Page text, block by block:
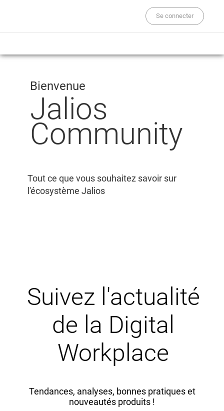
Se connecter
Bienvenue
Jalios
Community
Tout ce que vous souhaitez savoir sur
l'écosystème Jalios
Suivez l'actualité
de la Digital
Workplace
Tendances, analyses, bonnes pratiques et
nouveautés produits !